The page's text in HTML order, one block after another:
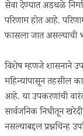
सेवा देण्यात अडथळे
परिणाम होत आहे.
फासला जात असल्याची
विशेष म्हणजे शासनाने
महिन्यांपासून तहसील
आहे. या उपकरणांची
सार्वजनिक निधीतून
नसल्याबद्दल